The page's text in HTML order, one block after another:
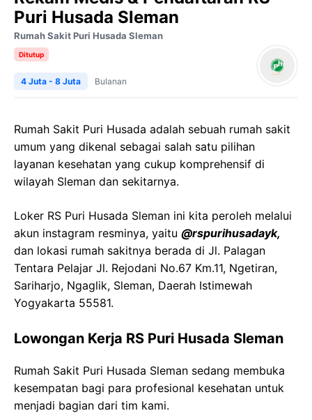
Puri Husada Sleman
Rumah Sakit Puri Husada Sleman
Ditutup
4 Juta - 8 Juta Bulanan
Rumah Sakit Puri Husada adalah sebuah rumah sakit
umum yang dikenal sebagai salah satu pilihan
layanan kesehatan yang cukup komprehensif di
wilayah Sleman dan sekitarnya.
Loker RS Puri Husada Sleman ini kita peroleh melalui
akun instagram resminya, yaitu @rspurihusadayk,
dan lokasi rumah sakitnya berada di Jl. Palagan
Tentara Pelajar Jl. Rejodani No.67 Km.11, Ngetiran,
Sariharjo, Ngaglik, Sleman, Daerah Istimewah
Yogyakarta 55581.
Lowongan Kerja RS Puri Husada Sleman
Rumah Sakit Puri Husada Sleman sedang membuka
kesempatan bagi para profesional kesehatan untuk
menjadi bagian dari tim kami.